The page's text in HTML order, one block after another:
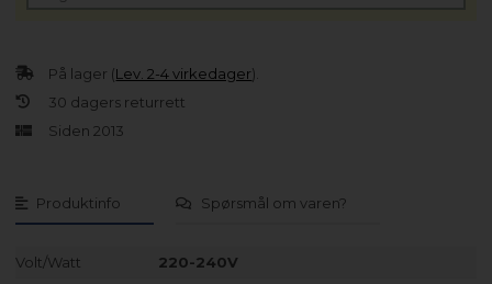
Produktinfo Spørsmål om varen?
Volt/Watt 220-240V
På lager (Lev. 2-4 virkedager).
30 dagers returrett
Siden 2013